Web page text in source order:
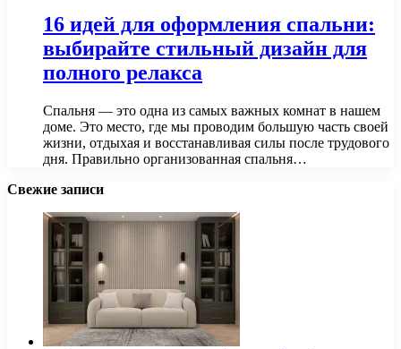
16 идей для оформления спальни:
выбирайте стильный дизайн для
полного релакса
Спальня — это одна из самых важных комнат в нашем
доме. Это место, где мы проводим большую часть своей
жизни, отдыхая и восстанавливая силы после трудового
дня. Правильно организованная спальня…
Свежие записи